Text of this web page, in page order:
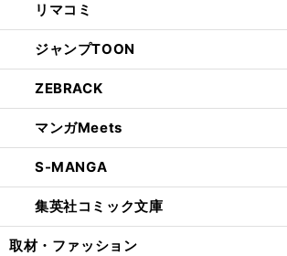
リマコミ
ジャンプTOON
ZEBRACK
マンガMeets
S-MANGA
集英社コミック文庫
取材・ファッション